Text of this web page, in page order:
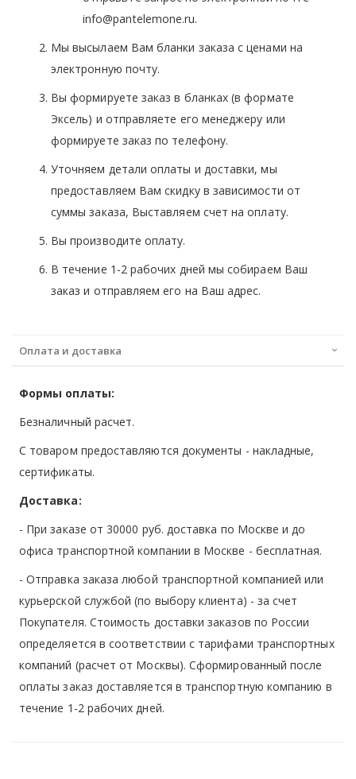
info@pantelemone.ru.
Мы высылаем Вам бланки заказа с ценами на
электронную почту.
Вы формируете заказ в бланках (в формате
Эксель) и отправляете его менеджеру или
формируете заказ по телефону.
Уточняем детали оплаты и доставки, мы
предоставляем Вам скидку в зависимости от
суммы заказа, Выставляем счет на оплату.
Вы производите оплату.
В течение 1-2 рабочих дней мы собираем Ваш
заказ и отправляем его на Ваш адрес.
Оплата и доставка
Формы оплаты:
Безналичный расчет.
С товаром предоставляются документы - накладные,
сертификаты.
Доставка:
- При заказе от 30000 руб. доставка по Москве и до
офиса транспортной компании в Москве - бесплатная.
- Отправка заказа любой транспортной компанией или
курьерской службой (по выбору клиента) - за счет
Покупателя. Стоимость доставки заказов по России
определяется в соответствии с тарифами транспортных
компаний (расчет от Москвы). Сформированный после
оплаты заказ доставляется в транспортную компанию в
течение 1-2 рабочих дней.